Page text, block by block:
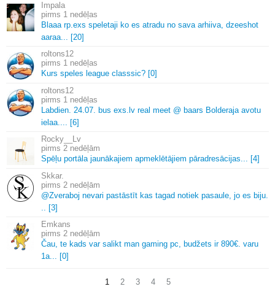
Impala
1 nedēļas
Blaaa rp.exs speletaji ko es atradu no sava arhiiva, dzeeshot
aaraa... [20]
roltons12
1 nedēļas
Kurs speles league classsic? [0]
roltons12
1 nedēļas
Labdien. 24.07. bus exs. lv real meet @ baars Bolderaja avotu
ielaa.... [6]
Rocky__Lv
2 nedēļām
Spēļu portāla jaunākajiem apmeklētājiem pāradresācijas... [4]
Skkar.
2 nedēļām
@Zveraboj nevari pastāstīt kas tagad notiek pasaule, jo es biju.
.. [3]
Emkans
2 nedēļām
Čau, te kads var salikt man gaming pc, budžets ir 890€. varu
1a... [0]
1 2 3 4 5